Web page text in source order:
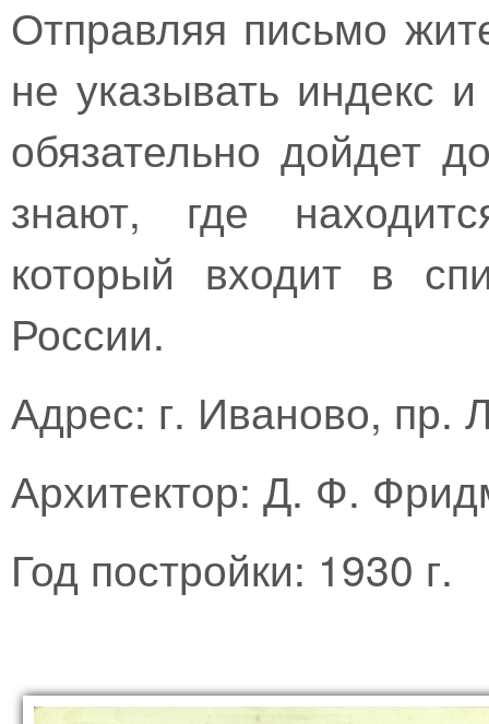
Отправляя письмо
не указывать индекс
обязательно дойдет
знают, где
который входит в
России.
Адрес: г. Иваново, пр.
Архитектор: Д. Ф.
Год постройки: 1930 г.